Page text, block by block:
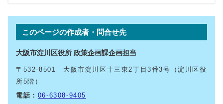
このページの作成者・問合せ先
大阪市淀川区役所 政策企画課企画担当
〒532-8501 大阪市淀川区十三東2丁目3番3号（淀川区役
所5階）
電話： 06-6308-9405